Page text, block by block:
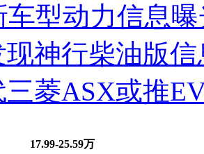
车型动力信息
现神行柴油版
三菱ASX或推
17.99-25.59万